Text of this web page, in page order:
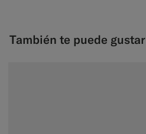
También te puede gustar